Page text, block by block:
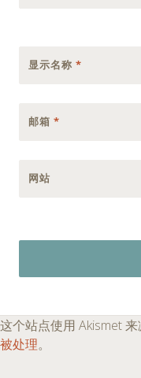
显示名称 *
邮箱 *
网站
这个站点使用 Akismet 来
被处理。